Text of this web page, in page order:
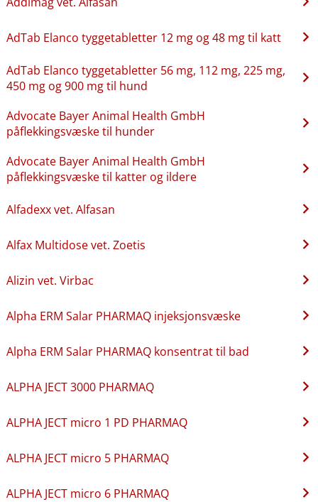
AdTab Elanco tyggetabletter 12 mg og 48 mg til katt
AdTab Elanco tyggetabletter 56 mg, 112 mg, 225 mg,
450 mg og 900 mg til hund
Advocate Bayer Animal Health GmbH
påflekkingsvæske til hunder
Advocate Bayer Animal Health GmbH
påflekkingsvæske til katter og ildere
Alfadexx vet. Alfasan
Alfax Multidose vet. Zoetis
Alizin vet. Virbac
Alpha ERM Salar PHARMAQ injeksjonsvæske
Alpha ERM Salar PHARMAQ konsentrat til bad
ALPHA JECT 3000 PHARMAQ
ALPHA JECT micro 1 PD PHARMAQ
ALPHA JECT micro 5 PHARMAQ
ALPHA JECT micro 6 PHARMAQ